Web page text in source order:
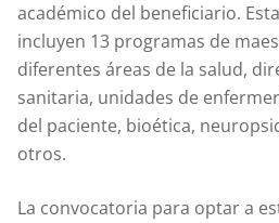
académico del beneficiario.
incluyen 13 programas de
diferentes áreas de la salud,
sanitaria, unidades de
del paciente, bioética,
otros.
La convocatoria para optar a